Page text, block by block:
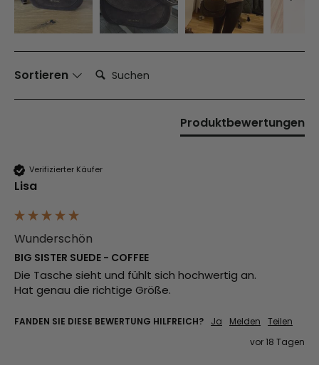
Sortieren Suchen:
Produktbewertungen
Verifizierter Käufer
Lisa
Wunderschön
BIG SISTER SUEDE - COFFEE
Die Tasche sieht und fühlt sich hochwertig an.
FANDEN SIE DIESE BEWERTUNG HILFREICH? Ja Melden
Teilen
vor 18 Tagen